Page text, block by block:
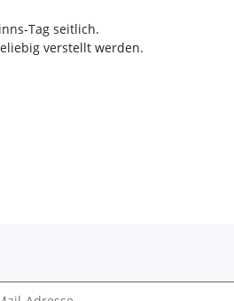
Tag seitlich.
verstellt werden.